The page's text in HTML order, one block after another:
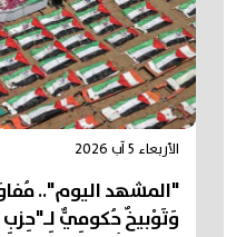
الأربعاء 5 آب 2026
"المشهد اليوم"..
وَتَوْبيخٌ حُكومِيٌّ